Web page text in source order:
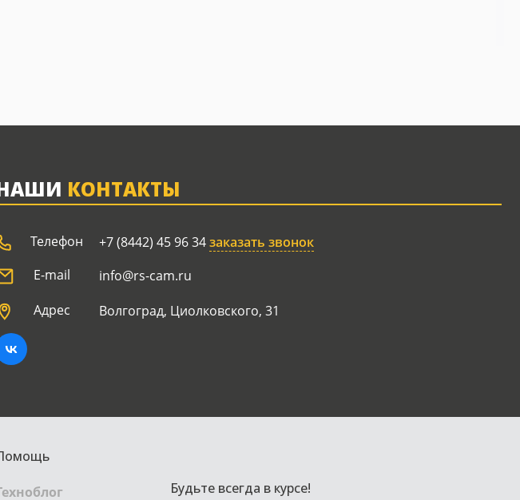
КОНТАКТЫ
Телефон +7 (8442) 45 96 34заказать звонок
E-mail
info@rs-cam.ru
Адрес
Волгоград, Циолковского, 31
Будьте всегда в курсе!